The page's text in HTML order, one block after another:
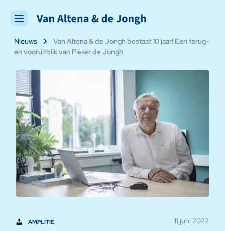
Nieuws
Van Altena & de Jongh bestaat 10 jaar! Een terug-
en vooruitblik van Pieter de Jongh
AMPLITIE 11 juni 2022